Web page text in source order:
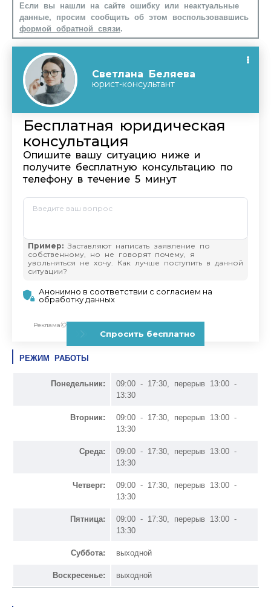
Если вы нашли на сайте ошибку или неактуальные
данные, просим сообщить об этом воспользовавшись
формой обратной связи.
РЕЖИМ РАБОТЫ
Понедельник:
09:00 - 17:30, перерыв 13:00 -
13:30
Вторник:
09:00 - 17:30, перерыв 13:00 -
13:30
Среда:
09:00 - 17:30, перерыв 13:00 -
13:30
Четверг:
09:00 - 17:30, перерыв 13:00 -
13:30
Пятница:
09:00 - 17:30, перерыв 13:00 -
13:30
Суббота: выходной
Воскресенье: выходной